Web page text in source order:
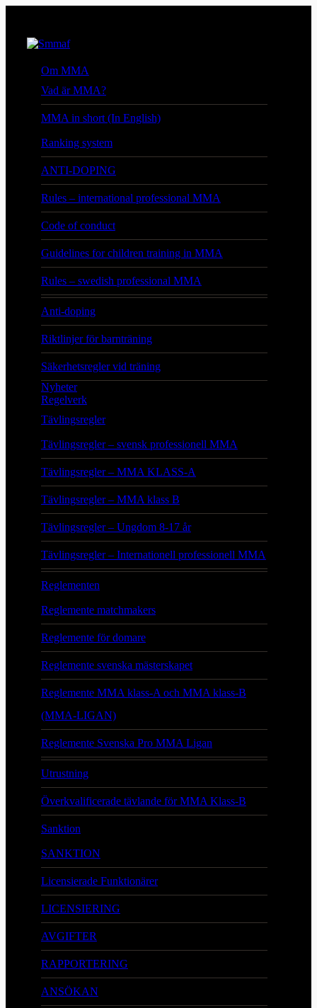
Om MMA
Vad är MMA?
MMA in short (In English)
Ranking system
ANTI-DOPING
Rules – international professional MMA
Code of conduct
Guidelines for children training in MMA
Rules – swedish professional MMA
Anti-doping
Riktlinjer för barnträning
Säkerhetsregler vid träning
Nyheter
Regelverk
Tävlingsregler
Tävlingsregler – svensk professionell MMA
Tävlingsregler – MMA KLASS-A
Tävlingsregler – MMA klass B
Tävlingsregler – Ungdom 8-17 år
Tävlingsregler – Internationell professionell MMA
Reglementen
Reglemente matchmakers
Reglemente för domare
Reglemente svenska mästerskapet
Reglemente MMA klass-A och MMA klass-B
(MMA-LIGAN)
Reglemente Svenska Pro MMA Ligan
Utrustning
Överkvalificerade tävlande för MMA Klass-B
Sanktion
SANKTION
Licensierade Funktionärer
LICENSIERING
AVGIFTER
RAPPORTERING
ANSÖKAN